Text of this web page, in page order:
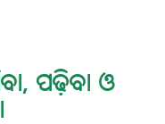
ପଢ଼ିବା ଓ